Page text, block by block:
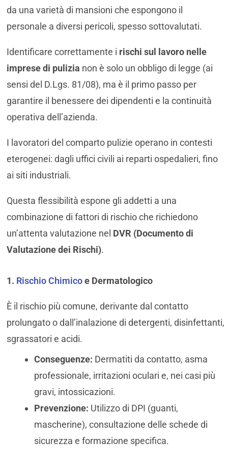
da una varietà di mansioni che espongono il
personale a diversi pericoli, spesso sottovalutati.
Identificare correttamente i rischi sul lavoro nelle
imprese di pulizia non è solo un obbligo di legge (ai
sensi del D.Lgs. 81/08), ma è il primo passo per
garantire il benessere dei dipendenti e la continuità
operativa dell’azienda.
I lavoratori del comparto pulizie operano in contesti
eterogenei: dagli uffici civili ai reparti ospedalieri, fino
ai siti industriali.
Questa flessibilità espone gli addetti a una
combinazione di fattori di rischio che richiedono
un’attenta valutazione nel DVR (Documento di
Valutazione dei Rischi).
1. Rischio Chimicoe Dermatologico
È il rischio più comune, derivante dal contatto
prolungato o dall’inalazione di detergenti, disinfettanti,
sgrassatori e acidi.
Conseguenze: Dermatiti da contatto, asma
professionale, irritazioni oculari e, nei casi più
gravi, intossicazioni.
Prevenzione: Utilizzo di DPI (guanti,
mascherine), consultazione delle schede di
sicurezza e formazione specifica.